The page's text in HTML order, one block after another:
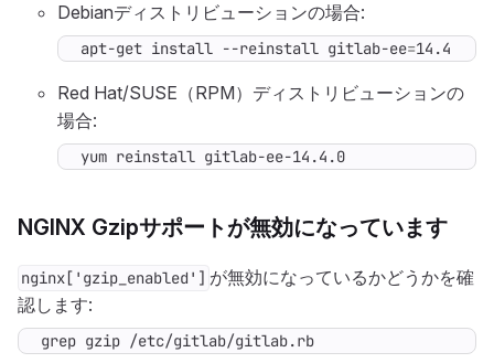
Debianディストリビューションの場合:
apt-get install --reinstall gitlab-ee=14.4.0-
Red Hat/SUSE（RPM）ディストリビューションの
場合:
yum reinstall gitlab-ee-14.4.0
NGINX Gzipサポートが無効になっています
nginx['gzip_enabled'] が無効になっているかどうかを確
認します:
grep gzip /etc/gitlab/gitlab.rb